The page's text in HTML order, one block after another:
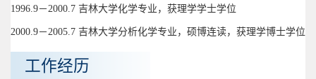
1996.9－2000.7 吉林大学化学专业，获理学学士学位
2000.9－2005.7 吉林大学分析化学专业，硕博连读，获理学博士学位
工作经历